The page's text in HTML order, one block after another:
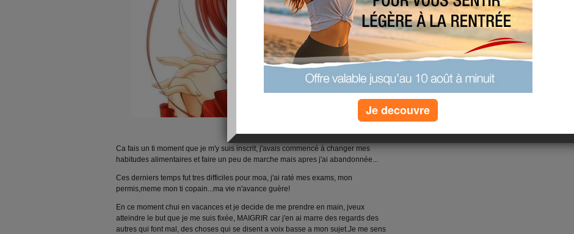
Ca fais un ti moment que je m'y suis inscrit, j'avais commencé à changer mes
habitudes alimentaires et faire un peu de marche mais apres j'ai abandonnée...
Ces derniers temps fut tres difficiles pour moa, j'ai raté mes exams, mon
permis,meme mon ti copain...ma vie n'avance guère!
En ce moment chui en vacances et je decide de me prendre en main, jveux
atteindre le but que je me suis fixée, MAIGRIR car j'en ai marre des regards des
autres qui font mal, des choses qui se disent a voix basse a mon sujet.Je me sens
Je decouvre